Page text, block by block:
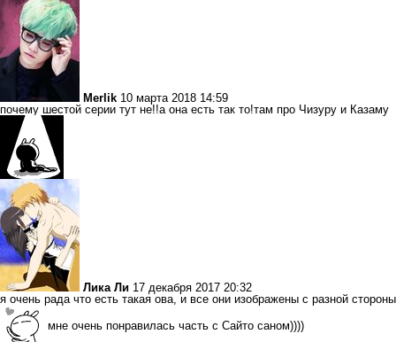
Merlik 10 марта 2018 14:59
почему шестой серии тут не!!а она есть так то!там про Чизуру и Казаму
Лика Ли 17 декабря 2017 20:32
я очень рада что есть такая ова, и все они изображены с разной стороны
мне очень понравилась часть с Сайто саном))))